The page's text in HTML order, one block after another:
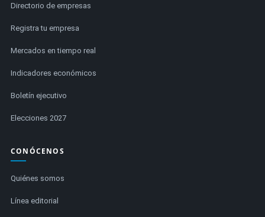
Directorio de empresas
Registra tu empresa
Mercados en tiempo real
Indicadores económicos
Boletín ejecutivo
Elecciones 2027
CONÓCENOS
Quiénes somos
Línea editorial